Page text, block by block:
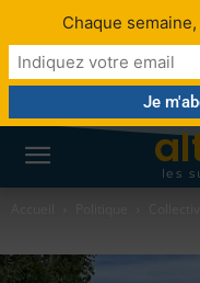
les
Chaque